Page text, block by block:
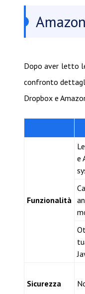
Dopo aver letto
confronto
Dropbox e
Funzionalità
e
Sicurezza